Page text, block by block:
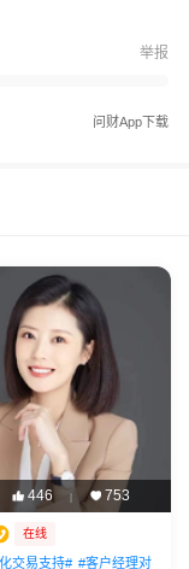
举报
问财App下载
446 | 753
在线
交易支持# #客户经理对